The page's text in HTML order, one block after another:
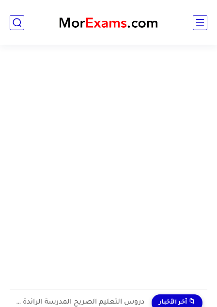
📁 آخر الأخبار دروس التعليم الصريح المدرسة الرائدة 2024/2025 enseignement explicite